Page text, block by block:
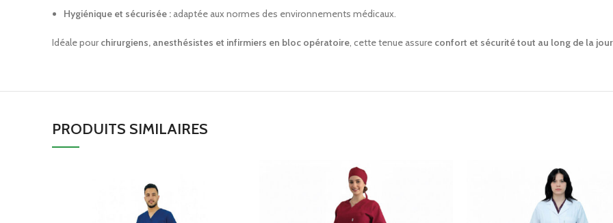
Hygiénique et sécurisée : adaptée aux normes des environnements médicaux.
Idéale pourchirurgiens, anesthésistes et infirmiers en bloc opératoire, cette tenue assure confort et sécurité tout au long de la
PRODUITS SIMILAIRES